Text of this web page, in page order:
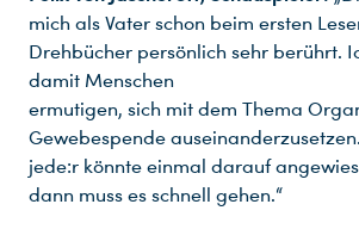
mich als Vater schon beim ersten
Drehbücher persönlich sehr berührt.
damit Menschen
ermutigen, sich mit dem Thema
Gewebespende
jede:r könnte einmal darauf
dann muss es schnell gehen.“